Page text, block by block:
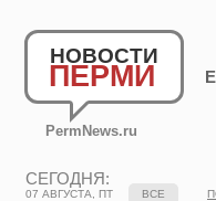
НОВОСТИ
ПЕРМИ
PermNews.ru
СЕГОДНЯ:
07 АВГУСТА, ПТ ВСЕ